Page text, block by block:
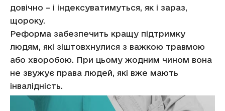
довічно – і індексуватимуться, як і зараз,
щороку.
Реформа забезпечить кращу підтримку
людям, які зіштовхнулися з важкою травмою
або хворобою. При цьому жодним чином вона
не звужує права людей, які вже мають
інвалідність.